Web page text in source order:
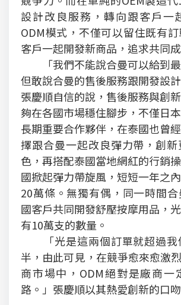
設計改良服務，轉向跟客戶一
ODM模式，不僅可以留住既有
客戶一起開發新商品，追求共同成
「我們不能說合曼可以給到最
但敢說合曼的售後服務跟開發設計
張慶順自信的說，售後服務與創
夠在各國市場穩住腳步，不僅日
長期重要合作夥伴，在泰國也曾
擇跟合曼一起改良彈力帶，創
色，再搭配泰國當地網紅的行銷
國掀起彈力帶旋風，短短一年之
20萬條。無獨有偶，同一時間
國客戶共同開發舒壓按摩用品，
有10萬支的數量。
「光是這兩個訂單就超過我
半，由此可見，在競爭愈來愈激
商市場中，ODM絕對是廠商一
路。」張慶順以其熱愛創新的口